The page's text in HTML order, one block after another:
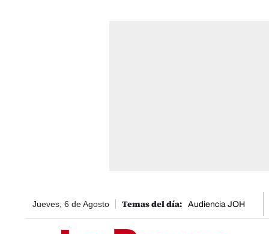
Jueves, 6 de Agosto Audiencia JOH